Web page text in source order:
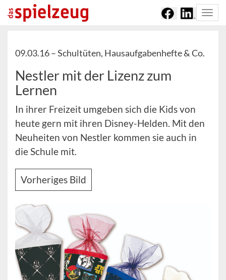
09.03.16 –Schultüten, Hausaufgabenhefte & Co.
Nestler mit der Lizenz zum
Lernen
In ihrer Freizeit umgeben sich die Kids von
heute gern mit ihren Disney-Helden. Mit den
Neuheiten von Nestler kommen sie auch in
die Schule mit.
Vorheriges Bild